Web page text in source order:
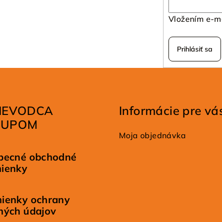
Vložením e-
Prihlásiť sa
obchodné
ochrany
údajov
Informácie pre
Moja objednávka